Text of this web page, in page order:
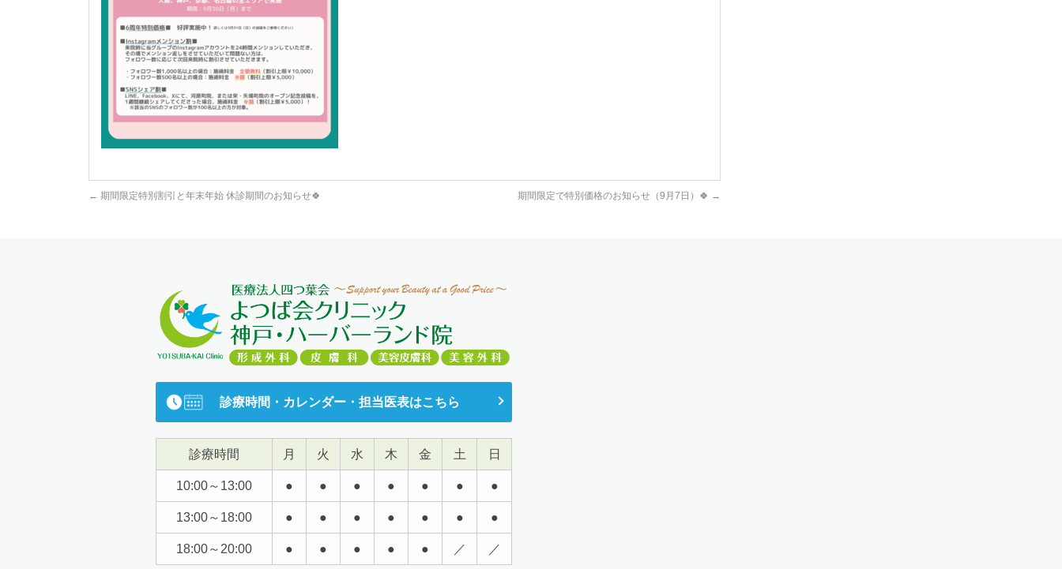
← 期間限定特別割引と年末年始 休診期間のお知らせ🍀 期間限定で特別価格のお知らせ（9月7日）🍀 →
診療時間・カレンダー・担当医表はこちら
診療時間 月 火 水 木 金 土 日
10:00～13:00 ● ● ● ● ● ● ●
13:00～18:00 ● ● ● ● ● ● ●
18:00～20:00 ● ● ● ● ● ／ ／